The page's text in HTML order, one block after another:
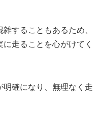
することもあるため、
走ることを心がけてく
明確になり、無理なく走